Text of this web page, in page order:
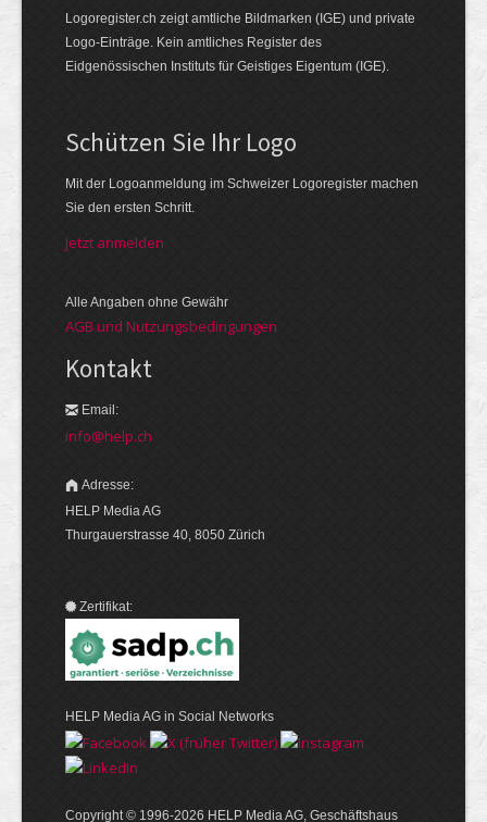
Logoregister.ch zeigt amtliche Bildmarken (IGE) und private
Logo-Einträge. Kein amtliches Register des
Eidgenössischen Instituts für Geistiges Eigentum (IGE).
Schützen Sie Ihr Logo
Mit der Logo­an­meldung im Schweizer Logo­register machen
Sie den ersten Schritt.
Jetzt anmelden
Alle Angaben ohne Gewähr
AGB und Nutzungsbedingungen
Kontakt
Email:
info@help.ch
Adresse:
HELP Media AG
Thurgauerstrasse 40, 8050 Zürich
Zertifikat:
HELP Media AG in Social Networks
Copyright © 1996-2026 HELP Media AG, Geschäftshaus